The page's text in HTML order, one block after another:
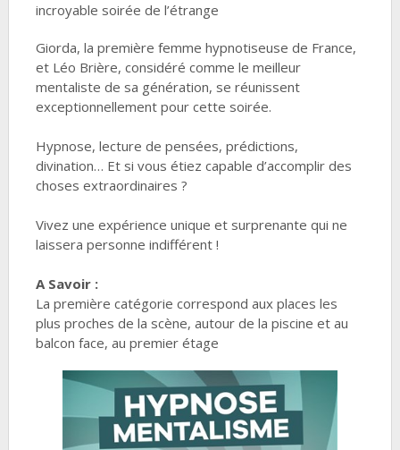
incroyable soirée de l’étrange
Giorda, la première femme hypnotiseuse de France,
et Léo Brière, considéré comme le meilleur
mentaliste de sa génération, se réunissent
exceptionnellement pour cette soirée.
Hypnose, lecture de pensées, prédictions,
divination… Et si vous étiez capable d’accomplir des
choses extraordinaires ?
Vivez une expérience unique et surprenante qui ne
laissera personne indifférent !
A Savoir :
La première catégorie correspond aux places les
plus proches de la scène, autour de la piscine et au
balcon face, au premier étage